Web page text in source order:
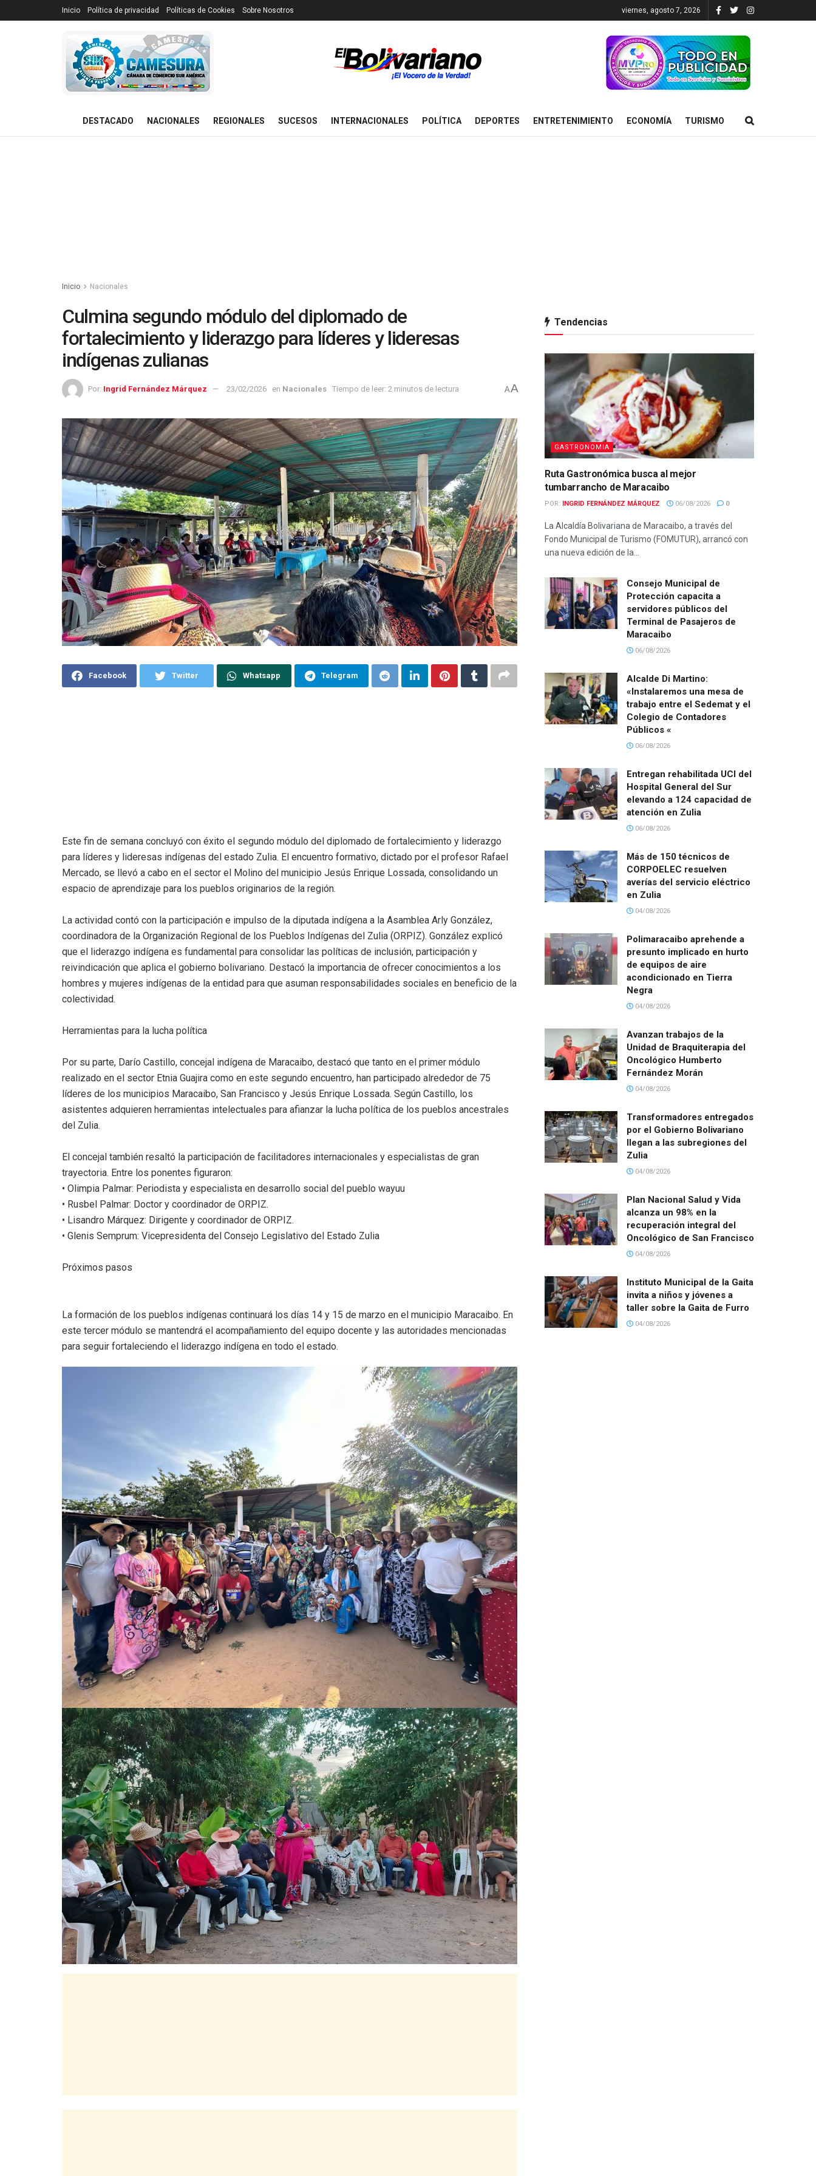
Inicio Política de privacidad Políticas de Cookies Sobre Nosotros viernes, agosto 7, 2026
DESTACADO NACIONALES REGIONALES SUCESOS INTERNACIONALES POLÍTICA DEPORTES ENTRETENIMIENTO ECONOMÍA TURISMO
Inicio Nacionales
Culmina segundo módulo del diplomado de
fortalecimiento y liderazgo para líderes y lideresas
indígenas zulianas
Por: Ingrid Fernández Márquez 23/02/2026 en Nacionales Tiempo de leer: 2 minutos de lectura AA
Facebook Twitter Whatsapp Telegram
Este fin de semana concluyó con éxito el segundo módulo del diplomado de fortalecimiento y liderazgo
para líderes y lideresas indígenas del estado Zulia. El encuentro formativo, dictado por el profesor Rafael
Mercado, se llevó a cabo en el sector el Molino del municipio Jesús Enrique Lossada, consolidando un
espacio de aprendizaje para los pueblos originarios de la región.
La actividad contó con la participación e impulso de la diputada indígena a la Asamblea Arly González,
coordinadora de la Organización Regional de los Pueblos Indígenas del Zulia (ORPIZ). González explicó
que el liderazgo indígena es fundamental para consolidar las políticas de inclusión, participación y
reivindicación que aplica el gobierno bolivariano. Destacó la importancia de ofrecer conocimientos a los
hombres y mujeres indígenas de la entidad para que asuman responsabilidades sociales en beneficio de la
colectividad.
Herramientas para la lucha política
Por su parte, Darío Castillo, concejal indígena de Maracaibo, destacó que tanto en el primer módulo
realizado en el sector Etnia Guajira como en este segundo encuentro, han participado alrededor de 75
líderes de los municipios Maracaibo, San Francisco y Jesús Enrique Lossada. Según Castillo, los
asistentes adquieren herramientas intelectuales para afianzar la lucha política de los pueblos ancestrales
del Zulia.
El concejal también resaltó la participación de facilitadores internacionales y especialistas de gran
trayectoria. Entre los ponentes figuraron:
• Olimpia Palmar: Periodista y especialista en desarrollo social del pueblo wayuu
• Rusbel Palmar: Doctor y coordinador de ORPIZ.
• Lisandro Márquez: Dirigente y coordinador de ORPIZ.
• Glenis Semprum: Vicepresidenta del Consejo Legislativo del Estado Zulia
Próximos pasos
La formación de los pueblos indígenas continuará los días 14 y 15 de marzo en el municipio Maracaibo. En
este tercer módulo se mantendrá el acompañamiento del equipo docente y las autoridades mencionadas
para seguir fortaleciendo el liderazgo indígena en todo el estado.
Tendencias
GASTRONOMIA
Ruta Gastronómica busca al mejor
tumbarrancho de Maracaibo
POR: INGRID FERNÁNDEZ MÁRQUEZ 06/08/2026 0
La Alcaldía Bolivariana de Maracaibo, a través del
Fondo Municipal de Turismo (FOMUTUR), arrancó con
una nueva edición de la...
Consejo Municipal de
Protección capacita a
servidores públicos del
Terminal de Pasajeros de
Maracaibo
06/08/2026
Alcalde Di Martino:
«Instalaremos una mesa de
trabajo entre el Sedemat y el
Colegio de Contadores
Públicos «
06/08/2026
Entregan rehabilitada UCI del
Hospital General del Sur
elevando a 124 capacidad de
atención en Zulia
06/08/2026
Más de 150 técnicos de
CORPOELEC resuelven
averías del servicio eléctrico
en Zulia
04/08/2026
Polimaracaibo aprehende a
presunto implicado en hurto
de equipos de aire
acondicionado en Tierra
Negra
04/08/2026
Avanzan trabajos de la
Unidad de Braquiterapia del
Oncológico Humberto
Fernández Morán
04/08/2026
Transformadores entregados
por el Gobierno Bolivariano
llegan a las subregiones del
Zulia
04/08/2026
Plan Nacional Salud y Vida
alcanza un 98% en la
recuperación integral del
Oncológico de San Francisco
04/08/2026
Instituto Municipal de la Gaita
invita a niños y jóvenes a
taller sobre la Gaita de Furro
04/08/2026